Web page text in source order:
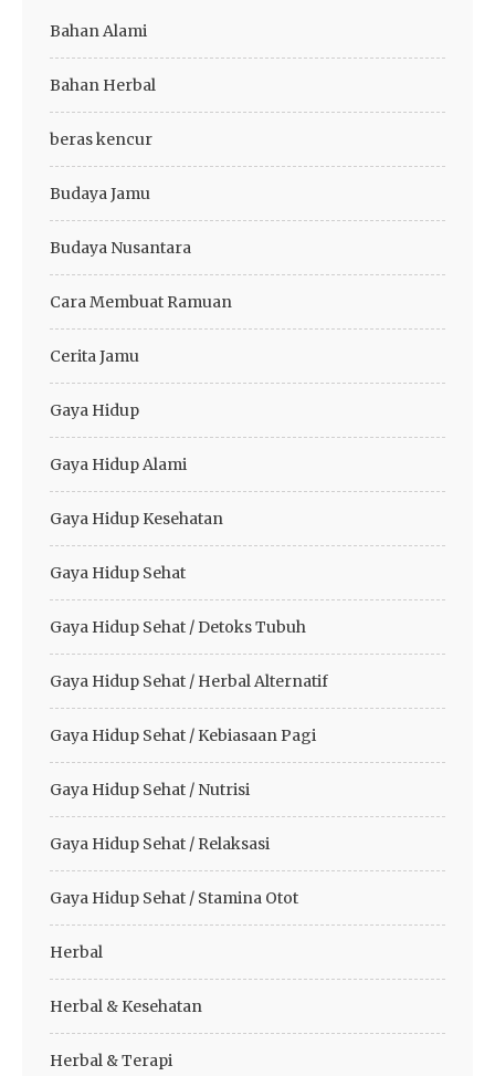
Bahan Alami
Bahan Herbal
beras kencur
Budaya Jamu
Budaya Nusantara
Cara Membuat Ramuan
Cerita Jamu
Gaya Hidup
Gaya Hidup Alami
Gaya Hidup Kesehatan
Gaya Hidup Sehat
Gaya Hidup Sehat / Detoks Tubuh
Gaya Hidup Sehat / Herbal Alternatif
Gaya Hidup Sehat / Kebiasaan Pagi
Gaya Hidup Sehat / Nutrisi
Gaya Hidup Sehat / Relaksasi
Gaya Hidup Sehat / Stamina Otot
Herbal
Herbal & Kesehatan
Herbal & Terapi